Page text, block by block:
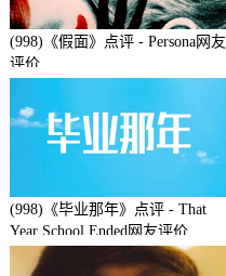
(998)《假面》点评 - Persona网友
评价
(998)《毕业那年》点评 - That
Year School Ended网友评价